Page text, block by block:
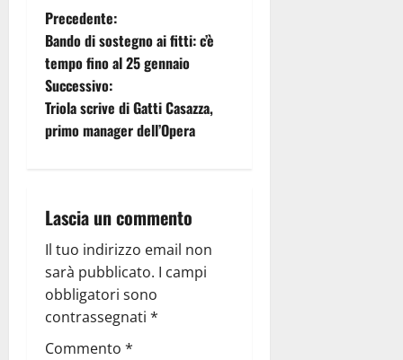
Precedente:
Bando di sostegno ai fitti: c’è
tempo fino al 25 gennaio
Successivo:
Triola scrive di Gatti Casazza,
primo manager dell’Opera
Lascia un commento
Il tuo indirizzo email non
sarà pubblicato. I campi
obbligatori sono
contrassegnati *
Commento *